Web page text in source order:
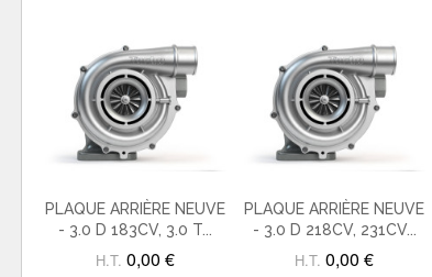
PLAQUE ARRIÈRE NEUVE
- 3.0 D 183CV, 3.0 T...
H.T. 0,00 €
PLAQUE ARRIÈRE NEUVE
- 3.0 D 218CV, 231CV...
H.T. 0,00 €